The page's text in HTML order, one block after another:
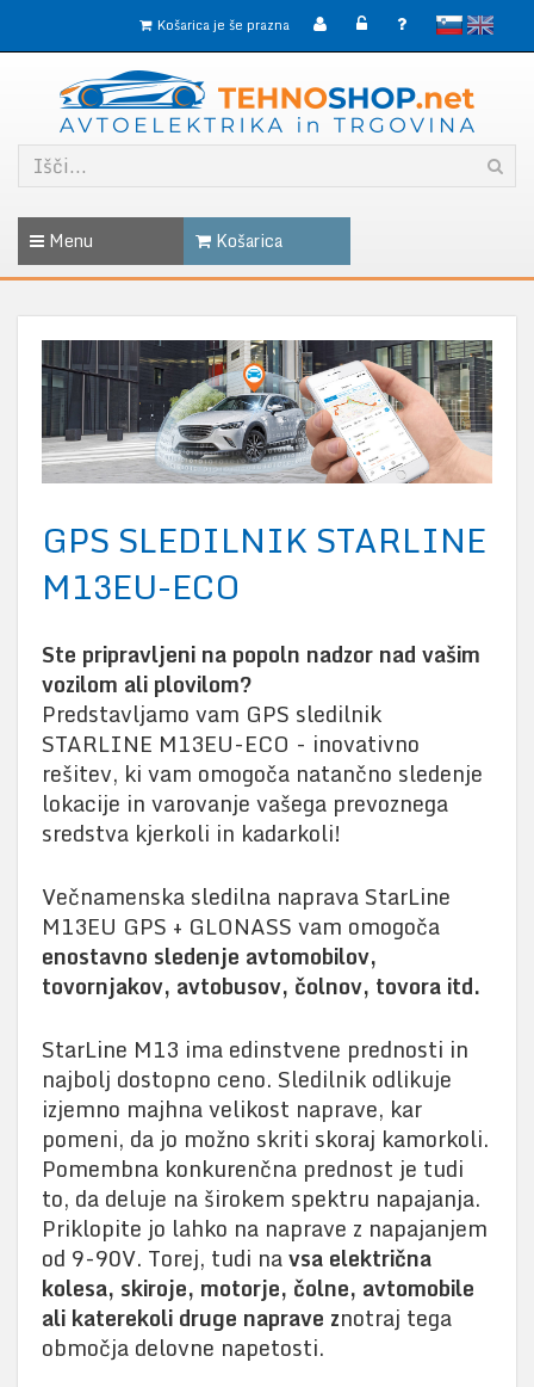
slovenskoEnglish
Košarica je še prazna
Menu Košarica
GPS SLEDILNIK STARLINE
M13EU-ECO
Ste pripravljeni na popoln nadzor nad vašim
vozilom ali plovilom?
Predstavljamo vam GPS sledilnik
STARLINE M13EU-ECO - inovativno
rešitev, ki vam omogoča natančno sledenje
lokacije in varovanje vašega prevoznega
sredstva kjerkoli in kadarkoli!
Večnamenska sledilna naprava StarLine
M13EU GPS + GLONASS vam omogoča
enostavno sledenje avtomobilov,
tovornjakov, avtobusov, čolnov, tovora itd.
StarLine M13 ima edinstvene prednosti in
najbolj dostopno ceno. Sledilnik odlikuje
izjemno majhna velikost naprave, kar
pomeni, da jo možno skriti skoraj kamorkoli.
Pomembna konkurenčna prednost je tudi
to, da deluje na širokem spektru napajanja.
Priklopite jo lahko na naprave z napajanjem
od 9-90V. Torej, tudi navsa električna
kolesa, skiroje, motorje, čolne, avtomobile
ali katerekoli druge naprave znotraj tega
območja delovne napetosti.